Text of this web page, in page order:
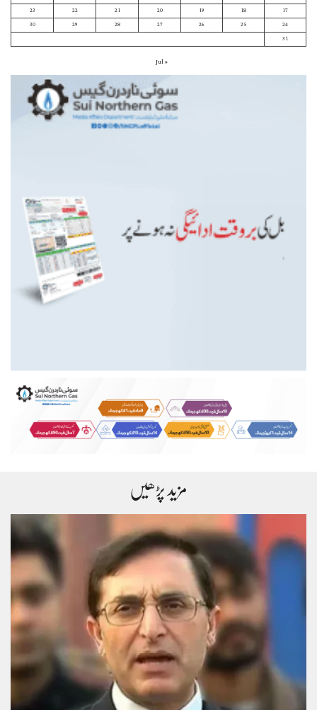
17
18
19
20
21
22
23
24
25
26
27
28
29
30
31
« Jul
مزید پڑھیں